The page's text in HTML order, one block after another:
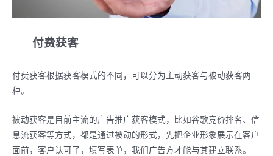
付费获客
付费获客根据获客模式的不同，可以分为主动获客与被动获客两
种。
被动获客是目前主流的广告推广获客模式，比如谷歌竞价排名、信
息流获客等方式，都是通过被动的形式，先把企业形象展示在客户
面前，客户认可了，填写表单，我们广告方才能与其建立联系。